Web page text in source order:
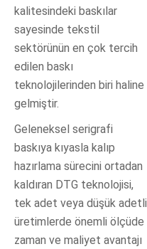
kalitesindeki baskılar
sayesinde tekstil
sektörünün en çok tercih
edilen baskı
teknolojilerinden biri haline
gelmiştir.
Geleneksel serigrafi
baskıya kıyasla kalıp
hazırlama sürecini ortadan
kaldıran DTG teknolojisi,
tek adet veya düşük adetli
üretimlerde önemli ölçüde
zaman ve maliyet avantajı